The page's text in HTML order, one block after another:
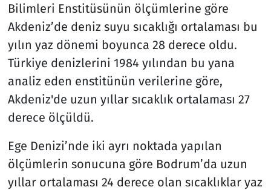
Bilimleri Enstitüsünün ölçümlerine göre
Akdeniz’de deniz suyu sıcaklığı ortalaması bu
yılın yaz dönemi boyunca 28 derece oldu.
Türkiye denizlerini 1984 yılından bu yana
analiz eden enstitünün verilerine göre,
Akdeniz'de uzun yıllar sıcaklık ortalaması 27
derece ölçüldü.
Ege Denizi’nde iki ayrı noktada yapılan
ölçümlerin sonucuna göre Bodrum’da uzun
yıllar ortalaması 24 derece olan sıcaklıklar yaz